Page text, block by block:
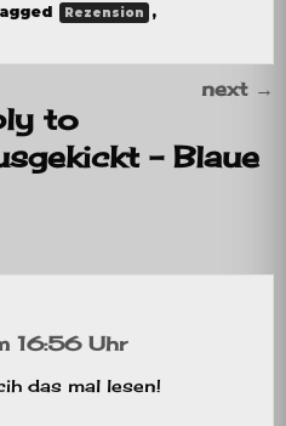
Rezension ,
next →
to
– Blaue
16:56 Uhr
das mal lesen!